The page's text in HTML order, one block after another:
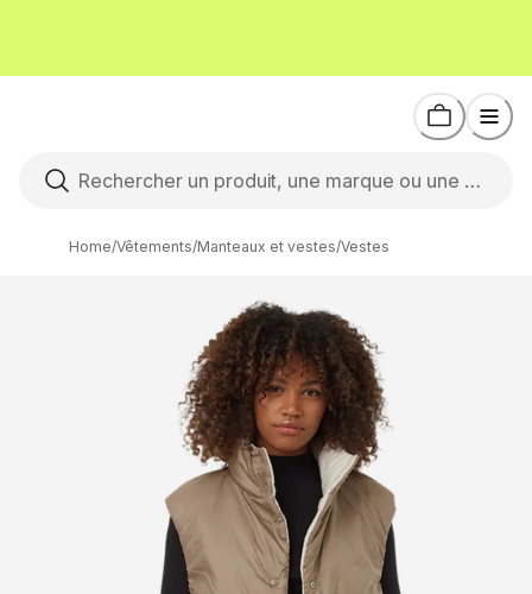
Home/Vêtements/Manteaux et vestes/Vestes